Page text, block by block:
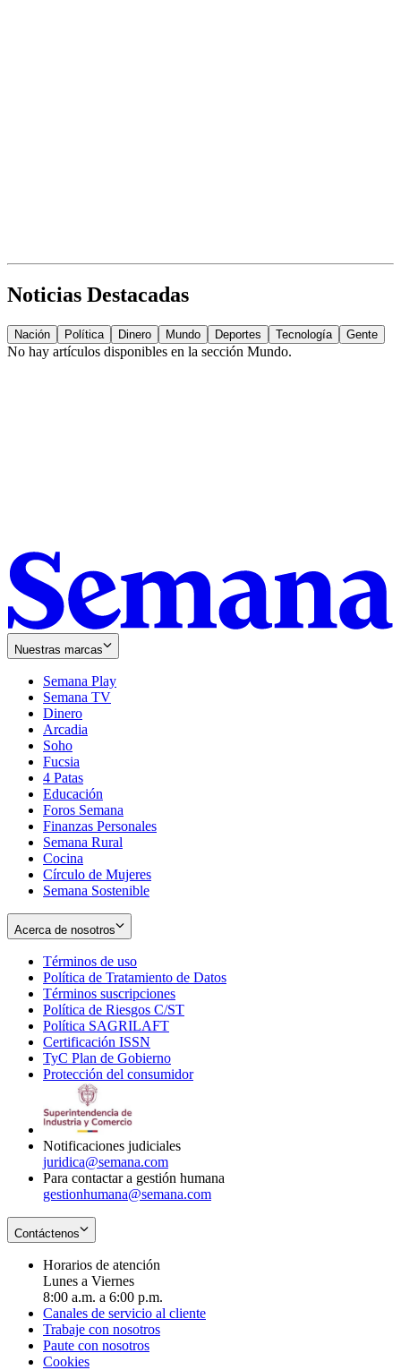
Noticias Destacadas
Nación Política Dinero Mundo Deportes Tecnología Gente
No hay artículos disponibles en la sección Mundo.
Nuestras marcas
Semana Play
Semana TV
Dinero
Arcadia
Soho
in
new
window
Fucsia
in
new
window
4 Patas
Educación
Foros Semana
Finanzas Personales
Semana Rural
Cocina
Círculo de Mujeres
Semana Sostenible
Acerca de nosotros
Términos de uso
in
new
window
Política de Tratamiento de Datos
Términos suscripciones
in
Política de Riesgos C/ST
Política SAGRILAFT
new
window
Certificación ISSN
in
new
TyC Plan de Gobierno
in
Protección del consumidorOpens
Notificaciones judiciales
juridica@semana.com
Para contactar a gestión humana
gestionhumana@semana.com
Contáctenos
Horarios de atención
Lunes a Viernes
8:00 a.m. a 6:00 p.m.
Canales de servicio al cliente
Trabaje con nosotros
Paute con nosotros
Cookies